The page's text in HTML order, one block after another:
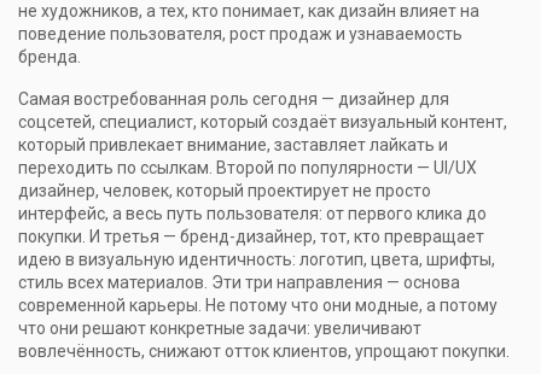
не художников, а тех, кто понимает, как дизайн влияет на
поведение пользователя, рост продаж и узнаваемость
бренда.
Самая востребованная роль сегодня — дизайнер для
соцсетей, специалист, который создаёт визуальный контент,
который привлекает внимание, заставляет лайкать и
переходить по ссылкам . Второй по популярности — UI/UX
дизайнер, человек, который проектирует не просто
интерфейс, а весь путь пользователя: от первого клика до
покупки . И третья — бренд-дизайнер, тот, кто превращает
идею в визуальную идентичность: логотип, цвета, шрифты,
стиль всех материалов . Эти три направления — основа
современной карьеры. Не потому что они модные, а потому
что они решают конкретные задачи: увеличивают
вовлечённость, снижают отток клиентов, упрощают покупки.